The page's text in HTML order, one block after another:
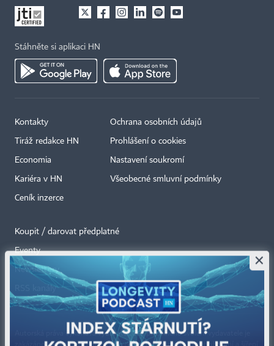
Stáhněte si aplikaci HN
Kontakty
Tiráž redakce HN
Economia
Kariéra v HN
Ceník inzerce
Ochrana osobních údajů
Prohlášení o cookies
Nastavení soukromí
Všeobecné smluvní podmínky
Koupit / darovat předplatné
Eventy
Newslettery
RSS kanály
Autorská práva vykonává vydavatel. Bez písemného svolení vydavatele je
zakázáno jakékoli užití částí nebo celku díla, zejména rozmnožování a šíření
×